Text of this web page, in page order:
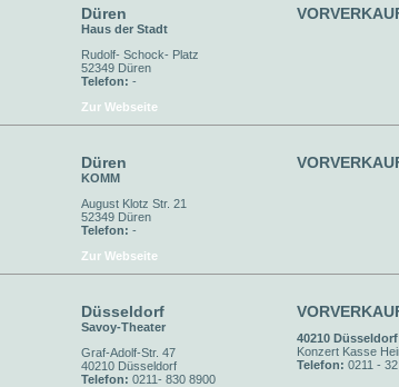
Düren
Haus der Stadt
Rudolf- Schock- Platz
52349 Düren
Telefon: -
Zur Webseite
Düren
KOMM
August Klotz Str. 21
52349 Düren
Telefon: -
Zur Webseite
Düsseldorf
Savoy-Theater
Graf-Adolf-Str. 47
40210 Düsseldorf
Telefon: 0211- 830 8900
40210 Düsseldorf
Konzert Kasse
Telefon: 0211 -